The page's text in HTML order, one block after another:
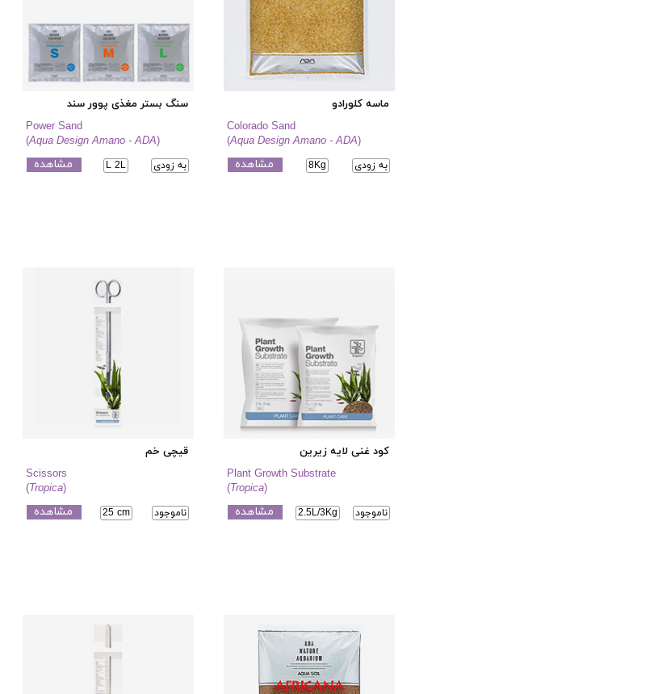
ماسه کلورادو
Colorado Sand
(Aqua Design Amano - ADA)
به زودی 8Kg مشاهده
سنگ بستر مغذی پوور سند
Power Sand
(Aqua Design Amano - ADA)
به زودی L 2L مشاهده
کود غنی لایه زیرین
Plant Growth Substrate
(Tropica)
ناموجود 2.5L/3Kg مشاهده
قیچی خم
Scissors
(Tropica)
ناموجود 25 cm مشاهده